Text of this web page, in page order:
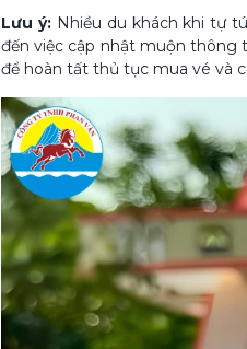
Lưu ý: Nhiều du khách khi tự
đến việc cập nhật muộn thông
để hoàn tất thủ tục mua vé và